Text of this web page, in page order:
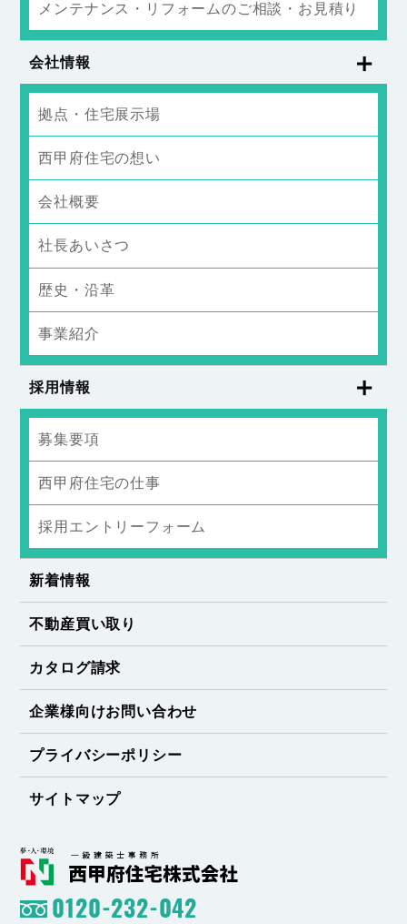
メンテナンス・リフォームのご相談・お見積り
会社情報
拠点・住宅展示場
西甲府住宅の想い
会社概要
社長あいさつ
歴史・沿革
事業紹介
採用情報
募集要項
西甲府住宅の仕事
採用エントリーフォーム
新着情報
不動産買い取り
カタログ請求
企業様向けお問い合わせ
プライバシーポリシー
サイトマップ
0120-232-042